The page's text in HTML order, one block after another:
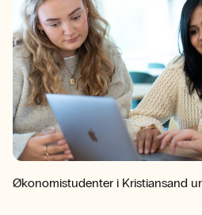
Økonomistudenter i Kristiansand